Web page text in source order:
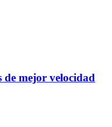
mejor velocidad